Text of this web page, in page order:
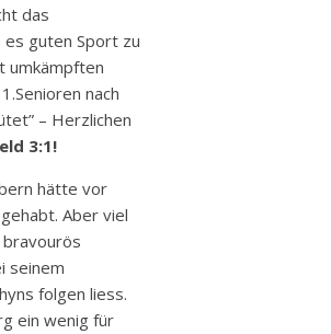
das
es guten Sport zu
umkämpften
nach
– Herzlichen
3:1!
hätte vor
Aber viel
seinem
folgen liess.
ein wenig für